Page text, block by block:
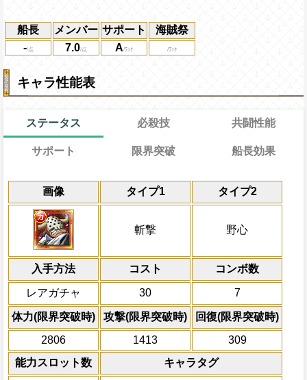
船長 メンバー サポート
海賊祭
-
7.0 A
キャラ性能表
ステータス
画像 タイプ1 タイプ2
斬撃 野心
入手方法 コスト コンボ数
レアガチャ 30 7
体力(限界突破時) 攻撃(限界突破時)
回復(限界突破時)
2806
1413
309
能力スロット数
キャラタグ
必殺技
通常 22→14ターン
限界突破
通常時
敵全体に攻撃×20倍の力属性ダメージを
が2倍になる
上限突破
共闘性能
共闘性能
船長効果
冒険開始時の必殺タ
キャラの攻撃を
にし、他の属性キャ
必殺技
ターン数：8
敵1体のHPを25%減
体力の上限を無視し
×30倍の全プレイヤー
(最大体力の2倍上限
えている時、体力満
になる)、全プレイヤ
果無効を2ターン回復
サポート
効果
冒険中1回限り、サポート対象キャラが
ーンの間、ターン内で与えたコンボ数が
攻撃が1.5倍になる
対象
藤虎 メイナード
限界突破
習得する効果
一味の基礎ステが+50
スロット封じを5ターン回復する
PEFECTならば80%の確率でダメー
船長効果
通常時
1ターン内で与えたコンボ数が15以上か
ら3倍に攻撃力を上昇させる
一味の体力を1.25倍、1反内で与えたコン
ら2倍、28以上から3倍に攻撃力を上昇さ